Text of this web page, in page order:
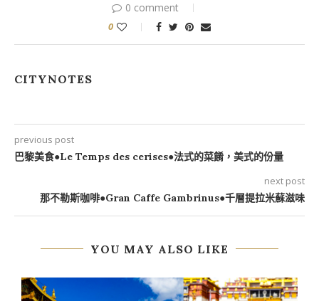
0 comment
0
CITYNOTES
previous post
巴黎美食●Le Temps des cerises●法式的菜餚，美式的份量
next post
那不勒斯咖啡●Gran Caffe Gambrinus●千層提拉米蘇滋味
YOU MAY ALSO LIKE